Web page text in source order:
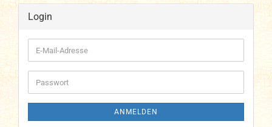
Login
E-
Mail-
Adresse
Passwort
ANMELDEN